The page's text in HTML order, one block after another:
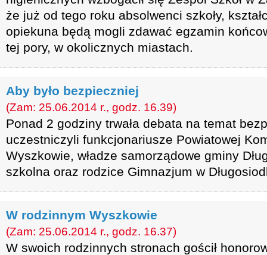
że już od tego roku absolwenci szkoły,
opiekuna będą mogli zdawać egzamin
tej pory, w okolicznych miastach.
Aby było bezpieczniej
(Zam: 25.06.2014 r., godz. 16.39)
Ponad 2 godziny trwała debata na temat
uczestniczyli funkcjonariusze Powiatowej
Wyszkowie, władze samorządowe gminy
szkolna oraz rodzice Gimnazjum w
W rodzinnym Wyszkowie
(Zam: 25.06.2014 r., godz. 16.37)
W swoich rodzinnych stronach gościł